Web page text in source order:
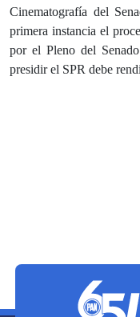
Cinematografía del
primera instancia el
por el Pleno del
presidir el SPR debe